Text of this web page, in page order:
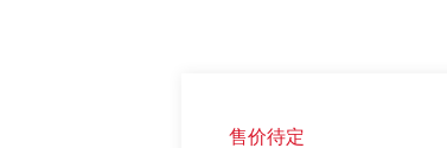
售价待定